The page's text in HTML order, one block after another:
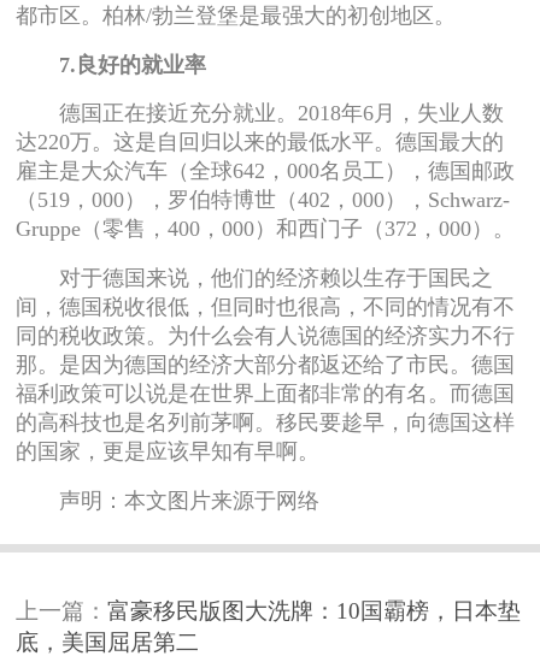
都市区。柏林/勃兰登堡是最强大的初创地区。
7.良好的就业率
德国正在接近充分就业。2018年6月，失业人数
达220万。这是自回归以来的最低水平。德国最大的
雇主是大众汽车（全球642，000名员工），德国邮政
（519，000），罗伯特博世（402，000），Schwarz-
Gruppe（零售，400，000）和西门子（372，000）。
对于德国来说，他们的经济赖以生存于国民之
间，德国税收很低，但同时也很高，不同的情况有不
同的税收政策。为什么会有人说德国的经济实力不行
那。是因为德国的经济大部分都返还给了市民。德国
福利政策可以说是在世界上面都非常的有名。而德国
的高科技也是名列前茅啊。移民要趁早，向德国这样
的国家，更是应该早知有早啊。
声明：本文图片来源于网络
上一篇：富豪移民版图大洗牌：10国霸榜，日本垫
底，美国屈居第二